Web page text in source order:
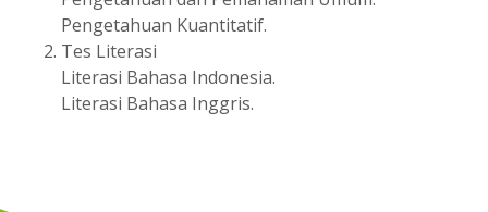
Pengetahuan Kuantitatif.
Tes Literasi
Literasi Bahasa Indonesia.
Literasi Bahasa Inggris.